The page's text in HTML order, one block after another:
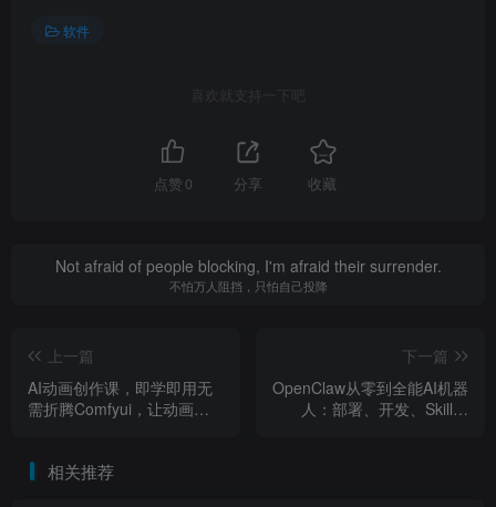
软件
喜欢就支持一下吧
点赞 0 分享 收藏
Not afraid of people blocking, I'm afraid their surrender.
不怕万人阻挡，只怕自己投降
上一篇
AI动画创作课，即学即用无
需折腾Comfyui，让动画设
下一篇
OpenClaw从零到全能AI机器
人：部署、开发、Skill组
相关推荐